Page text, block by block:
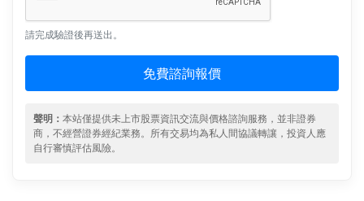
請完成驗證後再送出。
免費諮詢報價
聲明： 本站僅提供未上市股票資訊交流與價格諮詢服務，並非證券
商，不經營證券經紀業務。所有交易均為私人間協議轉讓，投資人應
自行審慎評估風險。